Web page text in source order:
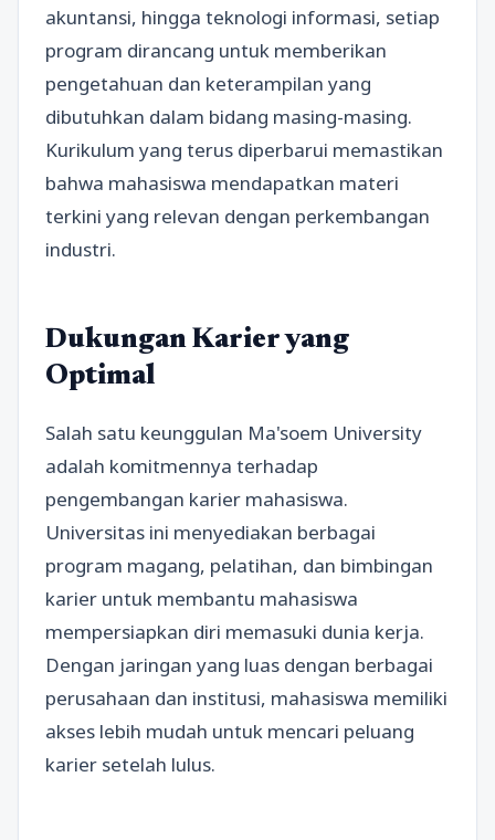
akuntansi, hingga teknologi informasi, setiap
program dirancang untuk memberikan
pengetahuan dan keterampilan yang
dibutuhkan dalam bidang masing-masing.
Kurikulum yang terus diperbarui memastikan
bahwa mahasiswa mendapatkan materi
terkini yang relevan dengan perkembangan
industri.
Dukungan Karier yang
Optimal
Salah satu keunggulan Ma'soem University
adalah komitmennya terhadap
pengembangan karier mahasiswa.
Universitas ini menyediakan berbagai
program magang, pelatihan, dan bimbingan
karier untuk membantu mahasiswa
mempersiapkan diri memasuki dunia kerja.
Dengan jaringan yang luas dengan berbagai
perusahaan dan institusi, mahasiswa memiliki
akses lebih mudah untuk mencari peluang
karier setelah lulus.